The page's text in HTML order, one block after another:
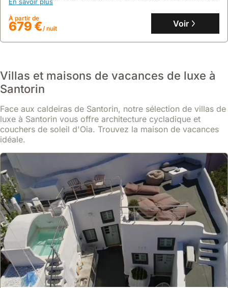
d'une cuisine entièrement équipée, avec une piscine privée et
À partir de
198 €/ nuit Voir
9.1 3965 avis
8 Persons Private Room At Fira Downtown
maison Santorini
À Fira, ce backpacker se trouve dans le quartier central, à 100
mètres de la gare routière principale et à 90 mètres de la place
principale de Fira, des falaises de la Caldeira et de la rue des
bars.
Cette location de villa offre une piscine avec chaises longues, une
cuisine commune, une terrasse extérieure et une réception pour
réserver des activités locales.
En savoir plus
À partir de
Voir
dispose d'une piscine privée avec une vue imprenable sur la mer
À partir de
679 €/ nuit Voir
Villas et maisons de vacances de luxe à
Santorin
Face aux caldeiras de Santorin, notre sélection de villas de
luxe à Santorin vous offre architecture cycladique et
couchers de soleil d'Oia. Trouvez la maison de vacances
idéale.